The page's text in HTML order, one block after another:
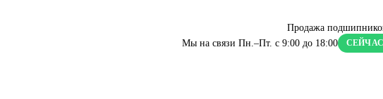
Продажа
Мы на связи Пн.–Пт. с 9:00 до 18:00